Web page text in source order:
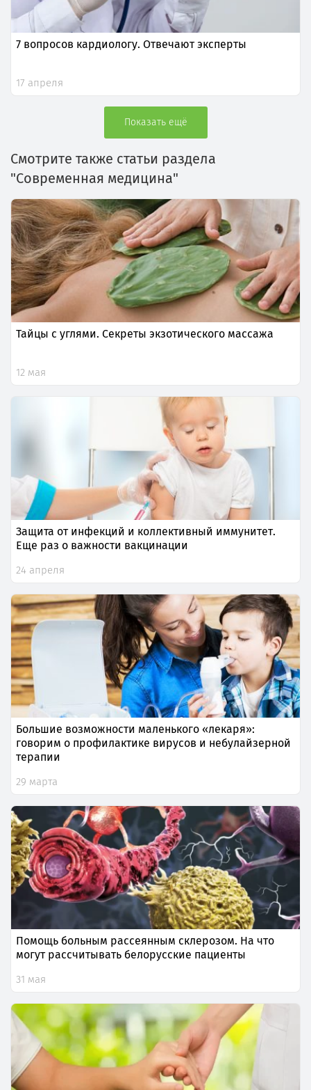
7 вопросов кардиологу. Отвечают эксперты
17 апреля
Показать ещё
Смотрите также статьи раздела
"Современная медицина"
Тайцы с углями. Секреты экзотического массажа
12 мая
Защита от инфекций и коллективный иммунитет.
Еще раз о важности вакцинации
24 апреля
Большие возможности маленького «лекаря»:
говорим о профилактике вирусов и небулайзерной
терапии
29 марта
Помощь больным рассеянным склерозом. На что
могут рассчитывать белорусские пациенты
31 мая